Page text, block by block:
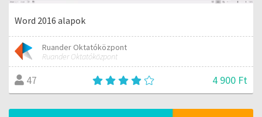
Word 2016 alapok
Ruander Oktatóközpont
Ruander Oktatóközpont
47 4 900 Ft